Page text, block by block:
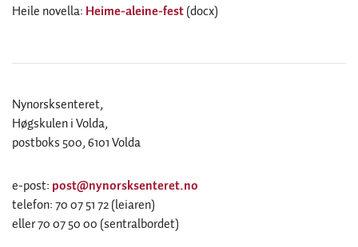
Heile novella: Heime-aleine-fest(docx)
Nynorsksenteret,
Høgskulen i Volda,
postboks 500, 6101 Volda
e-post: post@nynorsksenteret.no
telefon: 70 07 51 72 (leiaren)
eller 70 07 50 00 (sentralbordet)